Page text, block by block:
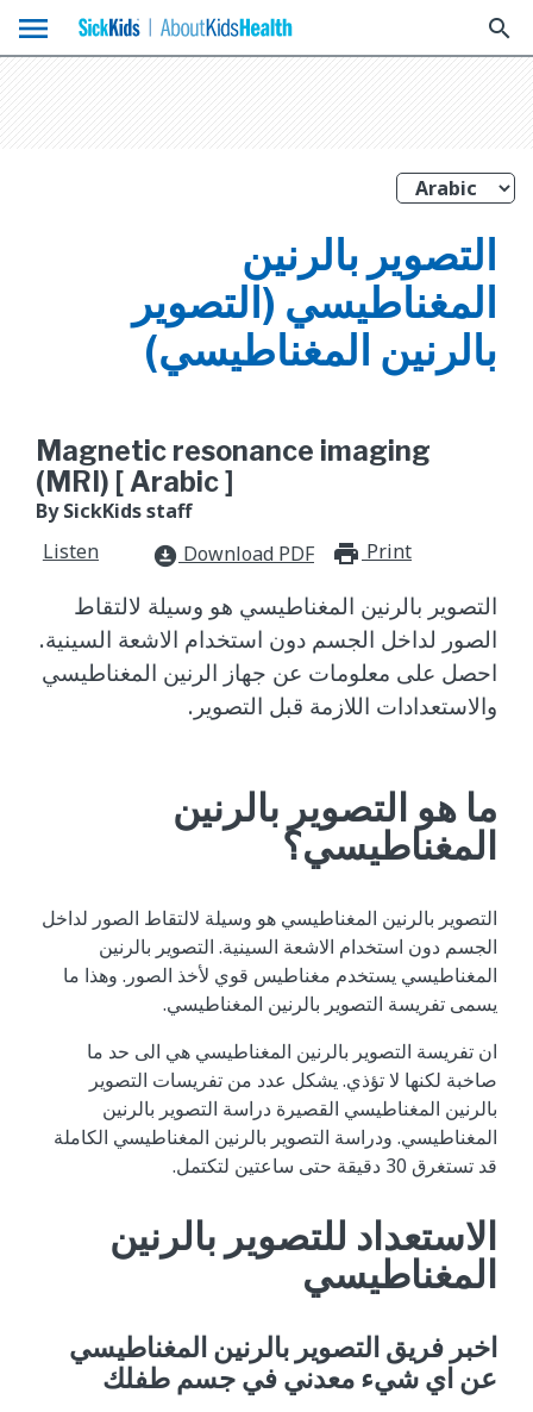
menu search
التصوير بالرنين
المغناطيسي (التصوير
بالرنين المغناطيسي)
Magnetic resonance imaging
(MRI) [ Arabic ]
By SickKids staff
Listen
download_for_offline Download PDF Print
التصوير بالرنين المغناطيسي هو وسيلة لالتقاط
الصور لداخل الجسم دون استخدام الاشعة السينية.
احصل على معلومات عن جهاز الرنين المغناطيسي
والاستعدادات اللازمة قبل التصوير.
ما هو التصوير بالرنين
المغناطيسي؟
التصوير بالرنين المغناطيسي هو وسيلة لالتقاط الصور لداخل
الجسم دون استخدام الاشعة السينية. التصوير بالرنين
المغناطيسي يستخدم مغناطيس قوي لأخذ الصور. وهذا ما
يسمى تفريسة التصوير بالرنين المغناطيسي.
ان تفريسة التصوير بالرنين المغناطيسي هي الى حد ما
صاخبة لكنها لا تؤذي. يشكل عدد من تفريسات التصوير
بالرنين المغناطيسي القصيرة دراسة التصوير بالرنين
المغناطيسي. ودراسة التصوير بالرنين المغناطيسي الكاملة
قد تستغرق 30 دقيقة حتى ساعتين لتكتمل.
الاستعداد للتصوير بالرنين
المغناطيسي
اخبر فريق التصوير بالرنين المغناطيسي
عن اي شيء معدني في جسم طفلك